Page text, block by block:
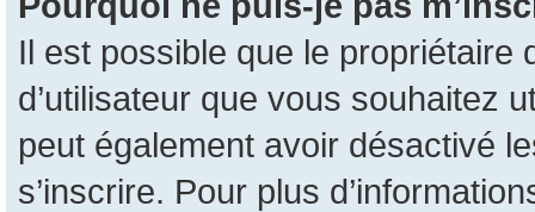
Il est possible que le propriétaire
d’utilisateur que vous souhaitez
peut également avoir désactivé
s’inscrire. Pour plus